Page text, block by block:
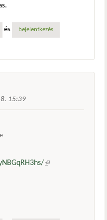
és bejelentkezés
15:39
(külső